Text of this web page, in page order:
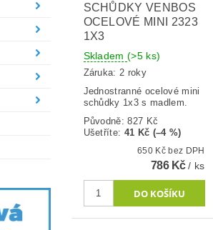
SCHŮDKY VENBOS
OCELOVÉ MINI 2323
1X3
Skladem(>5 ks)
Záruka: 2 roky
Jednostranné ocelové mini
schůdky 1x3 s madlem.
Původně:827 Kč
Ušetříte: 41 Kč (–4 %)
650 Kč bez DPH
786 Kč/ ks